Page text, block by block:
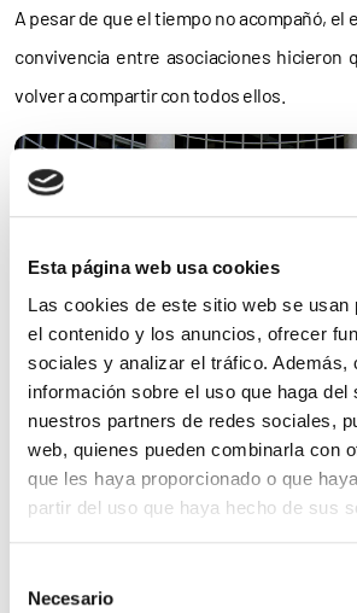
Esta página web usa cookies
Las cookies de este sitio web se usan
el contenido y los anuncios, ofrecer
sociales y analizar el tráfico. Además,
información sobre el uso que haga del
nuestros partners de redes sociales,
web, quienes pueden combinarla con
que les haya proporcionado o que
partir del uso que haya hecho de sus
de cookies
Necesario
A pesar de que el tiempo no acompañó, el
convivencia entre asociaciones hicieron
volver a compartir con todos ellos.
+Pincha sobre la imagen para